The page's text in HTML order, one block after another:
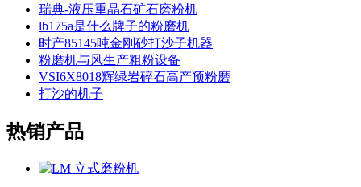
瑞典-液压重晶石矿石磨粉机
lb175a是什么牌子的粉磨机
时产85145吨金刚砂打沙子机器
粉磨机与风生产粗粉设备
VSI6X8018辉绿岩碎石高产预粉磨
打沙的机子
热销产品